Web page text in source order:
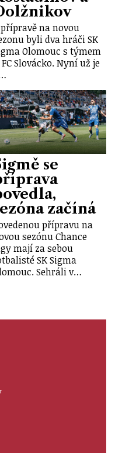
na novou
byli dva hráči SK
Olomouc s týmem
FC Slovácko. Nyní už je
se
začíná
přípravu na
sezónu Chance
mají za sebou
SK Sigma
Sehráli v…